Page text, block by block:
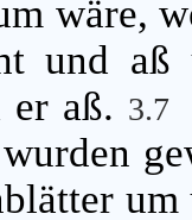
wäre,
und
er aß. 3.7